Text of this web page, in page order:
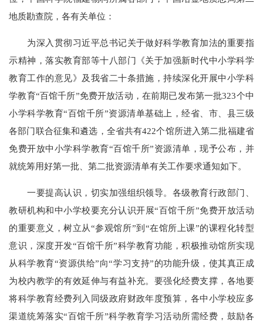
地质勘查院，各有关单位：
为深入贯彻习近平总书记关于做好科学教育加法的重要指
示精神，落实教育部等十八部门《关于加强新时代中小学科学
教育工作的意见》及我省二十条措施，持续深化开展中小学科
学教育“百馆千所”免费开放活动，在前期已发布第一批323个中
小学科学教育“百馆千所”资源清单基础上，经省、市、县三级
各部门联合征集和遴选，全省共有422个馆所进入第二批福建省
免费开放中小学科学教育“百馆千所”资源清单，现予公布，并
就统筹用好第一批、第二批资源清单有关工作要求通知如下。
一要提高认识，切实加强组织领导。各级教育行政部门、
教研机构和中小学校要充分认识开展“百馆千所”免费开放活动
的重要意义，树立从“参观馆所”到“在馆所上课”的课程化转型
意识，深度开发“百馆千所”科学教育功能，积极推动馆所实现
从科学教育“资源供给”向“学习支持”的功能升级，使其真正成
为校内教学的有效延伸与有益补充。要强化经费支撑，各地要
将科学教育经费列入同级政府财政年度预算，各中小学校应多
渠道统筹落实“百馆千所”科学教育学习活动所需经费，鼓励各